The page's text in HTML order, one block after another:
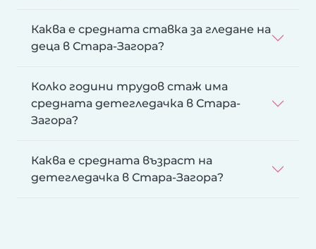
Каква е средната ставка за гледане на
деца в Стара-Загора?
Колко години трудов стаж има
средната детегледачка в Стара-
Загора?
Каква е средната възраст на
детегледачка в Стара-Загора?